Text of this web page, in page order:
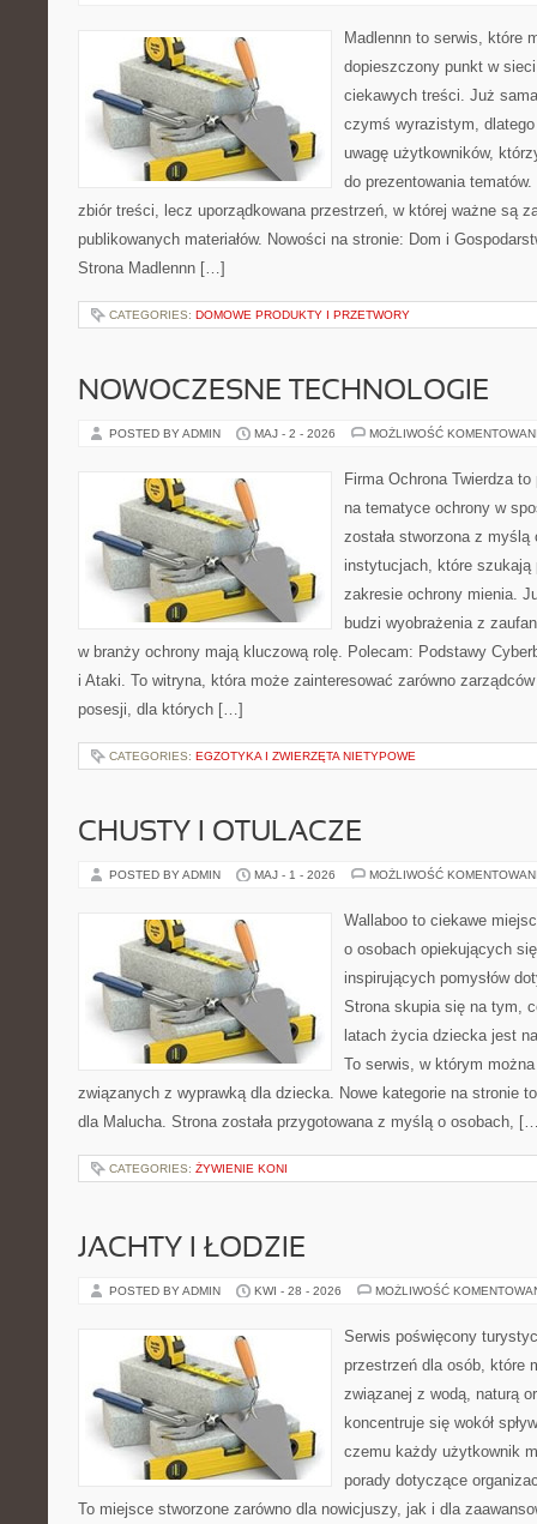
Madlennn to serwis, które
dopieszczony punkt w
ciekawych treści. Już
czymś wyrazistym,
uwagę użytkowników,
do prezentowania
zbiór treści, lecz uporządkowana przestrzeń, w której ważne są
publikowanych materiałów. Nowości na stronie: Dom i
Strona Madlennn […]
CATEGORIES: DOMOWE PRODUKTY I PRZETWORY
NOWOCZESNE TECHNOLOGIE
POSTED BY ADMIN MAJ - 2 - 2026 MOŻLIWOŚĆ
Firma Ochrona Twierdza
na tematyce ochrony w
została stworzona z
instytucjach, które szukają
zakresie ochrony mienia.
budzi wyobrażenia z
w branży ochrony mają kluczową rolę. Polecam: Podstawy
i Ataki. To witryna, która może zainteresować zarówno
posesji, dla których […]
CATEGORIES: EGZOTYKA I ZWIERZĘTA NIETYPOWE
CHUSTY I OTULACZE
POSTED BY ADMIN MAJ - 1 - 2026 MOŻLIWOŚĆ
Wallaboo to ciekawe
o osobach opiekujących
inspirujących pomysłów
Strona skupia się na tym,
latach życia dziecka jest
To serwis, w którym
związanych z wyprawką dla dziecka. Nowe kategorie na stronie
dla Malucha. Strona została przygotowana z myślą o osobach,
CATEGORIES: ŻYWIENIE KONI
JACHTY I ŁODZIE
POSTED BY ADMIN KWI - 28 - 2026 MOŻLIWOŚĆ
Serwis poświęcony
przestrzeń dla osób, które
związanej z wodą, naturą
koncentruje się wokół
czemu każdy użytkownik
porady dotyczące
To miejsce stworzone zarówno dla nowicjuszy, jak i dla